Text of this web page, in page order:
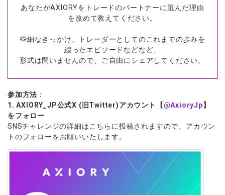
あなたがAXIORYをトレードのパートナーに選んだ理由
を改めて教えてください。
些細なきっかけ、トレーダーとしてのこれまでの歩みを
綴ったエピソードなどなど、
形式は問いませんので、ご自由にシェアしてください。
参加方法 ：
1. AXIORY_JP公式X (旧Twitter)アカウント【@AxioryJp】
をフォロー
SNSチャレンジの詳細はこちらに投稿されますので、アカウン
トのフォローをお願いいたします。